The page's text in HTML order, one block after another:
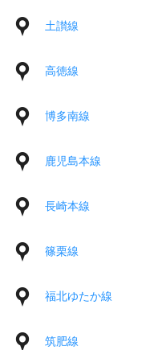
土讃線
高徳線
博多南線
鹿児島本線
長崎本線
篠栗線
福北ゆたか線
筑肥線